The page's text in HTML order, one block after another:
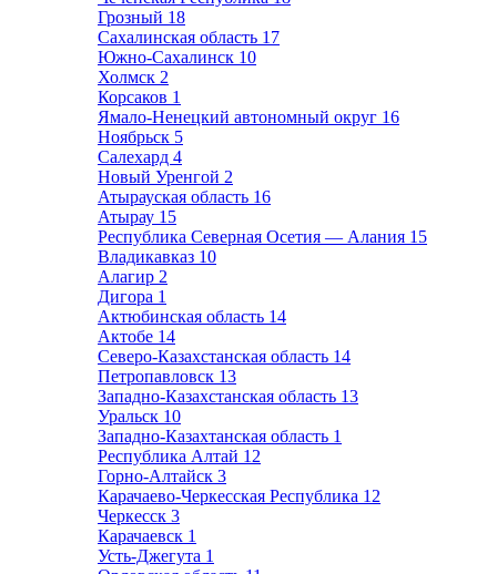
Грозный 18
Сахалинская область 17
Южно-Сахалинск 10
Холмск 2
Корсаков 1
Ямало-Ненецкий автономный округ 16
Ноябрьск 5
Салехард 4
Новый Уренгой 2
Атырауская область 16
Атырау 15
Республика Северная Осетия — Алания 15
Владикавказ 10
Алагир 2
Дигора 1
Актюбинская область 14
Актобе 14
Северо-Казахстанская область 14
Петропавловск 13
Западно-Казахстанская область 13
Уральск 10
Западно-Казахтанская область 1
Республика Алтай 12
Горно-Алтайск 3
Карачаево-Черкесская Республика 12
Черкесск 3
Карачаевск 1
Усть-Джегута 1